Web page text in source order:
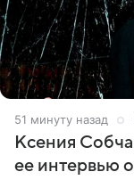
51 минуту назад
Ксения
ее интервью